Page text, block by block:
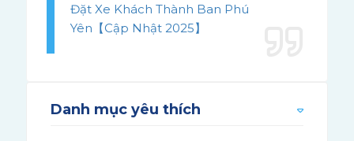
Đặt Xe Khách Thành Ban Phú
Yên【Cập Nhật 2025】
Danh mục yêu thích